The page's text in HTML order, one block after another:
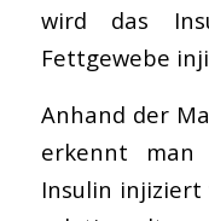
wird das
Fettgewebe
Anhand der
erkennt man
Insulin injiziert